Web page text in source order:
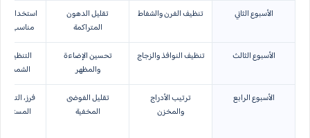
الأسبوع الثاني
تنظيف الفرن والشفاط
تقليل الدهون
المتراكمة
استخدام
مناسب بعد
الأسبوع الثالث
تنظيف النوافذ والزجاج
تحسين الإضاءة
والمظهر
التنظيف
الشمس
الأسبوع الرابع
ترتيب الأدراج
والمخزن
تقليل الفوضى
المخفية
فرز،